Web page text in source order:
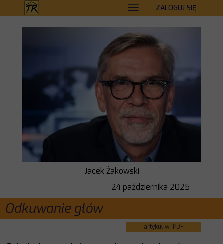
ZALOGUJ SIĘ
Jacek Żakowski
24 października 2025
Odkuwanie głów
artykuł w .PDF